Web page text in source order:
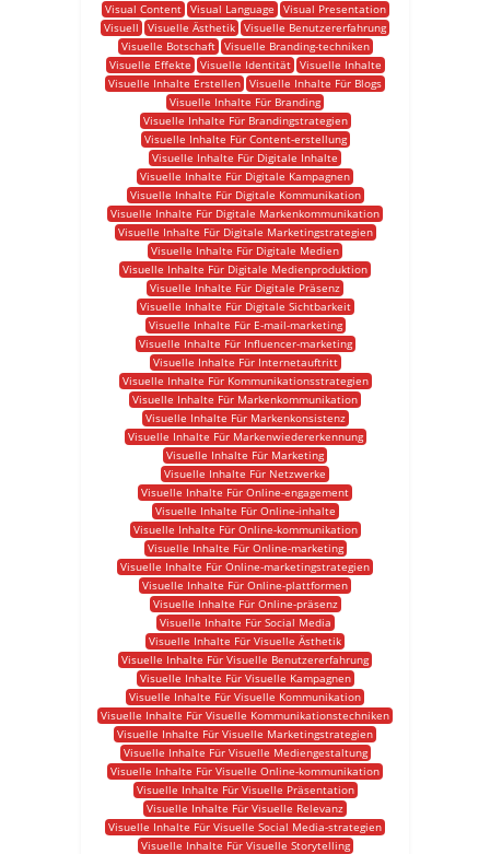
Visual Content
Visual Language
Visual Presentation
Visuell
Visuelle Ästhetik Visuelle Benutzererfahrung
Visuelle Botschaft
Visuelle Branding-techniken
Visuelle Effekte
Visuelle Identität
Visuelle Inhalte
Visuelle Inhalte Erstellen Visuelle Inhalte Für Blogs
Visuelle Inhalte Für Branding
Visuelle Inhalte Für Brandingstrategien
Visuelle Inhalte Für Content-erstellung
Visuelle Inhalte Für Digitale Inhalte
Visuelle Inhalte Für Digitale Kampagnen
Visuelle Inhalte Für Digitale Kommunikation
Visuelle Inhalte Für Digitale Markenkommunikation
Visuelle Inhalte Für Digitale Marketingstrategien
Visuelle Inhalte Für Digitale Medien
Visuelle Inhalte Für Digitale Medienproduktion
Visuelle Inhalte Für Digitale Präsenz
Visuelle Inhalte Für Digitale Sichtbarkeit
Visuelle Inhalte Für E-mail-marketing
Visuelle Inhalte Für Influencer-marketing
Visuelle Inhalte Für Internetauftritt
Visuelle Inhalte Für Kommunikationsstrategien
Visuelle Inhalte Für Markenkommunikation
Visuelle Inhalte Für Markenkonsistenz
Visuelle Inhalte Für Markenwiedererkennung
Visuelle Inhalte Für Marketing
Visuelle Inhalte Für Netzwerke
Visuelle Inhalte Für Online-engagement
Visuelle Inhalte Für Online-inhalte
Visuelle Inhalte Für Online-kommunikation
Visuelle Inhalte Für Online-marketing
Visuelle Inhalte Für Online-marketingstrategien
Visuelle Inhalte Für Online-plattformen
Visuelle Inhalte Für Online-präsenz
Visuelle Inhalte Für Social Media
Visuelle Inhalte Für Visuelle Ästhetik
Visuelle Inhalte Für Visuelle Benutzererfahrung
Visuelle Inhalte Für Visuelle Kampagnen
Visuelle Inhalte Für Visuelle Kommunikation
Visuelle Inhalte Für Visuelle Kommunikationstechniken
Visuelle Inhalte Für Visuelle Marketingstrategien
Visuelle Inhalte Für Visuelle Mediengestaltung
Visuelle Inhalte Für Visuelle Online-kommunikation
Visuelle Inhalte Für Visuelle Präsentation
Visuelle Inhalte Für Visuelle Relevanz
Visuelle Inhalte Für Visuelle Social Media-strategien
Visuelle Inhalte Für Visuelle Storytelling